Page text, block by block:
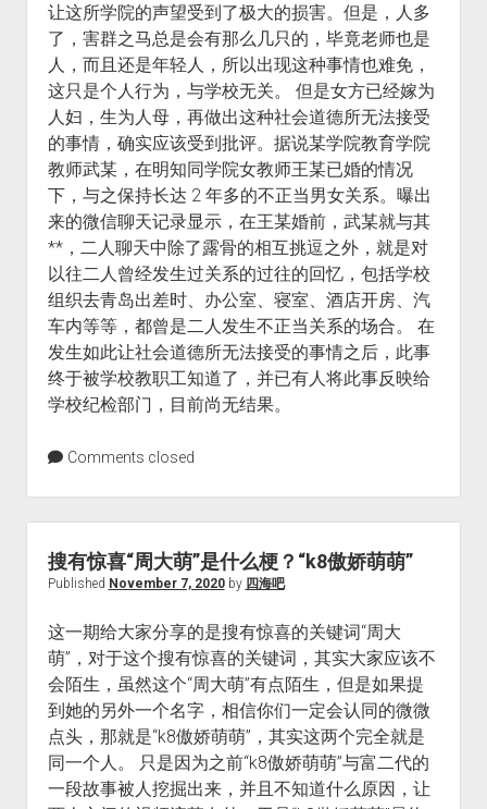
让这所学院的声望受到了极大的损害。但是，人多
了，害群之马总是会有那么几只的，毕竟老师也是
人，而且还是年轻人，所以出现这种事情也难免，
这只是个人行为，与学校无关。 但是女方已经嫁为
人妇，生为人母，再做出这种社会道德所无法接受
的事情，确实应该受到批评。据说某学院教育学院
教师武某，在明知同学院女教师王某已婚的情况
下，与之保持长达 2 年多的不正当男女关系。曝出
来的微信聊天记录显示，在王某婚前，武某就与其
**，二人聊天中除了露骨的相互挑逗之外，就是对
以往二人曾经发生过关系的过往的回忆，包括学校
组织去青岛出差时、办公室、寝室、酒店开房、汽
车内等等，都曾是二人发生不正当关系的场合。 在
发生如此让社会道德所无法接受的事情之后，此事
终于被学校教职工知道了，并已有人将此事反映给
学校纪检部门，目前尚无结果。
Comments closed
搜有惊喜“周大萌”是什么梗？“k8傲娇萌萌”
Published November 7, 2020by 四海吧
这一期给大家分享的是搜有惊喜的关键词“周大
萌”，对于这个搜有惊喜的关键词，其实大家应该不
会陌生，虽然这个“周大萌”有点陌生，但是如果提
到她的另外一个名字，相信你们一定会认同的微微
点头，那就是“k8傲娇萌萌”，其实这两个完全就是
同一个人。 只是因为之前“k8傲娇萌萌”与富二代的
一段故事被人挖掘出来，并且不知道什么原因，让